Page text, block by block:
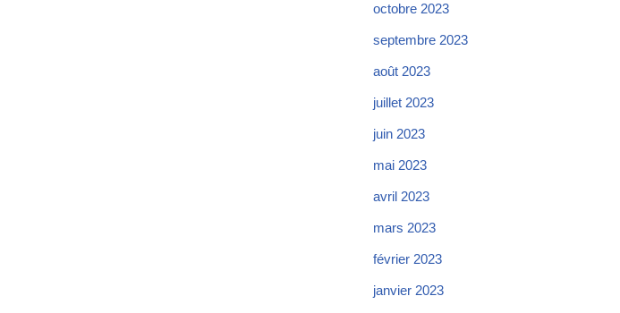
octobre 2023
septembre 2023
août 2023
juillet 2023
juin 2023
mai 2023
avril 2023
mars 2023
février 2023
janvier 2023